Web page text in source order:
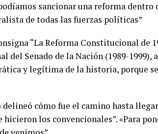
sancionar una reforma dentro
de todas las fuerzas políticas”
“La Reforma Constitucional de
del Senado de la Nación (1989-1999),
y legítima de la historia, porque
cómo fue el camino hasta
los convencionales”. «Para